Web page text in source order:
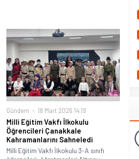
Gündem 18 Mart 2026 14:19
Milli Eğitim Vakfı İlkokulu
Öğrencileri Çanakkale
Kahramanlarını Sahneledi
Milli Eğitim Vakfı İlkokulu 3-A sınıfı